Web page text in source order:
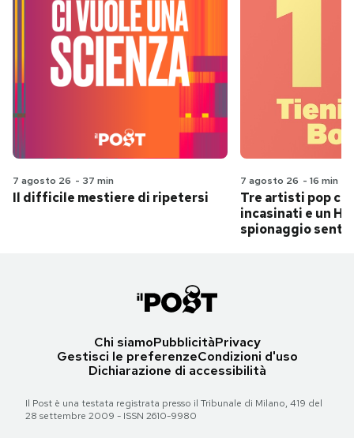
7 agosto 26 - 37 min
Il difficile mestiere di ripetersi
7 agosto 26 - 16 min
Tre artisti pop
incasinati e un
spionaggio
Chi siamoPubblicitàPrivacy
Gestisci le preferenzeCondizioni d'uso
Dichiarazione di accessibilità
Il Post è una testata registrata presso il Tribunale di Milano, 419 del
28 settembre 2009 - ISSN 2610-9980